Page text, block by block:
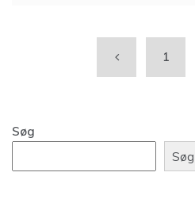
1
Søg
Søg